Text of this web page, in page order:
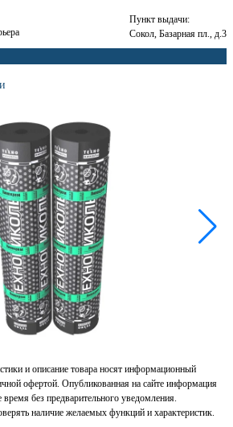
Пункт выдачи:
Сокол, Базарная пл., д.3
и описание товара носят информационный
офертой. Опубликованная на сайте информация
без предварительного уведомления.
наличие желаемых функций и характеристик.